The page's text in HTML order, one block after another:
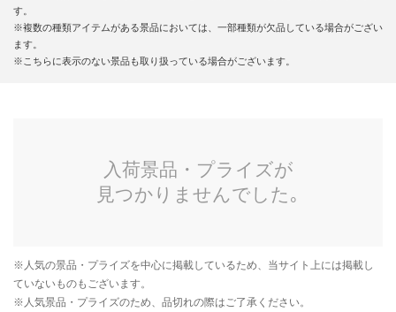
す。
※複数の種類アイテムがある景品においては、一部種類が欠品している場合がござい
ます。
※こちらに表示のない景品も取り扱っている場合がございます。